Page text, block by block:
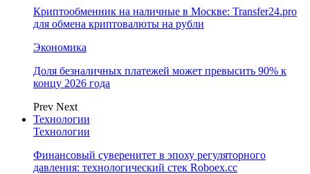
Криптообменник на наличные в Москве: Transfer24.pro
для обмена криптовалюты на рубли
Экономика
Доля безналичных платежей может превысить 90% к
концу 2026 года
Prev Next
Технологии
Технологии
Финансовый суверенитет в эпоху регуляторного
давления: технологический стек Roboex.cc